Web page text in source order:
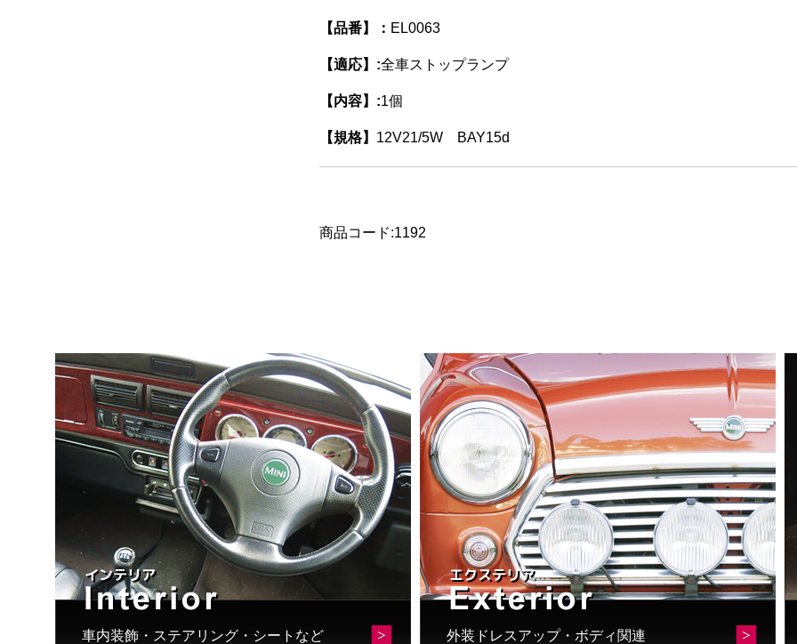
【品番】： EL0063
【適応】:全車ストップランプ
【内容】:1個
【規格】 12V21/5W BAY15d
商品コード:1192
車内装飾・ステアリング・シートなど 外装ドレスアップ・ボディ関連